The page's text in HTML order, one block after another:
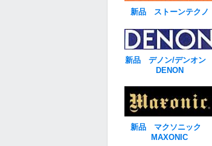
新品 ストーンテクノ
新品 デノン/デンオン
DENON
新品 マクソニック
MAXONIC